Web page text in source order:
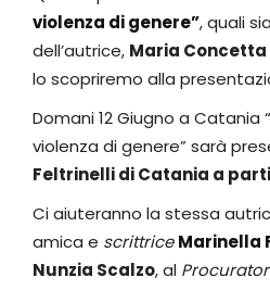
violenza di genere”, quali
dell’autrice, Maria
lo scopriremo alla
Domani 12 Giugno a Catania
violenza di genere” sarà
Feltrinelli di Catania a
Ci aiuteranno la stessa
amica e scrittrice Marinella
Nunzia Scalzo, al